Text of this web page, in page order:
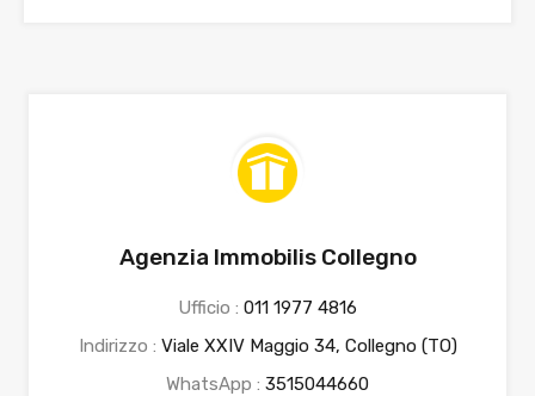
Agenzia Immobilis Collegno
Ufficio : 011 1977 4816
Indirizzo : Viale XXIV Maggio 34, Collegno (TO)
WhatsApp : 3515044660